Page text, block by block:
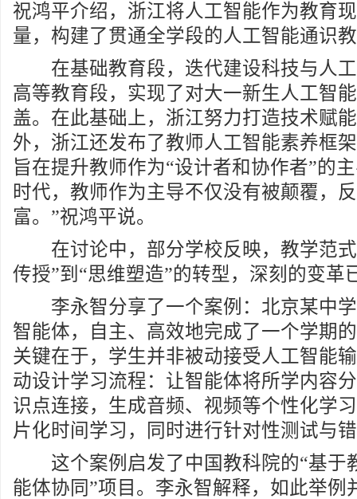
祝鸿平介绍，浙江将人工智能作为教育
量，构建了贯通全学段的人工智能通识
在基础教育段，迭代建设科技与人工
高等教育段，实现了对大一新生人工智
盖。在此基础上，浙江努力打造技术赋
外，浙江还发布了教师人工智能素养框
旨在提升教师作为“设计者和协作者”的
时代，教师作为主导不仅没有被颠覆，
富。”祝鸿平说。
在讨论中，部分学校反映，教学范式
传授”到“思维塑造”的转型，深刻的变革
李永智分享了一个案例：北京某中学
智能体，自主、高效地完成了一个学期
关键在于，学生并非被动接受人工智能
动设计学习流程：让智能体将所学内容
识点连接，生成音频、视频等个性化学
片化时间学习，同时进行针对性测试与
这个案例启发了中国教科院的“基于
能体协同”项目。李永智解释，如此举例